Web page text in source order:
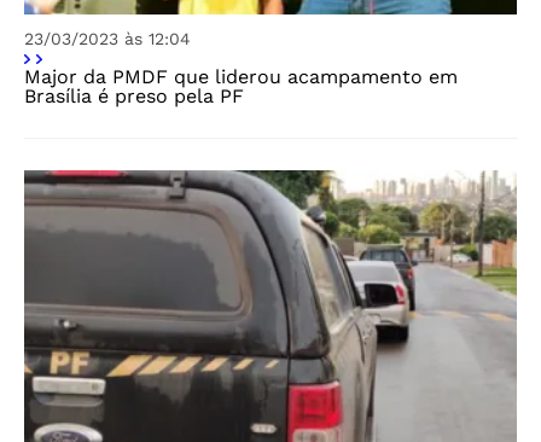
23/03/2023 às 12:04
Major da PMDF que liderou acampamento em
Brasília é preso pela PF